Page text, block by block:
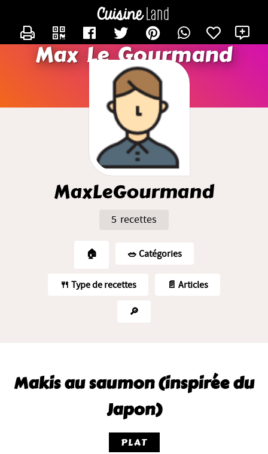
Max Le Gourmand
MaxLeGourmand
5 recettes
🏠 🥗️ Catégories
🍴 Type de recettes 📄 Articles
🔎
Makis au saumon (inspirée du
Japon)
PLAT
CONTACTER MAXLEGOURMAND